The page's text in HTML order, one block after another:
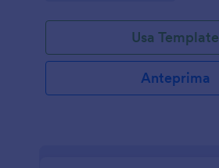
Usa Template
Anteprima